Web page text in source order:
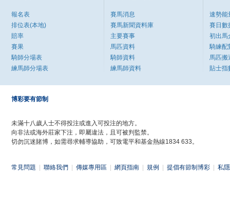
報名表
排位表(本地)
賠率
賽果
騎師分場表
練馬師分場表
賽馬消息
賽馬新聞資料庫
主要賽事
馬匹資料
騎師資料
練馬師資料
速勢能
賽日數
初出馬
騎練配
馬匹搬
貼士指
博彩要有節制
未滿十八歲人士不得投注或進入可投注的地方。
向非法或海外莊家下注，即屬違法，且可被判監禁。
切勿沉迷賭博，如需尋求輔導協助，可致電平和基金熱線1834 633。
常見問題 聯絡我們 傳媒專用區 網頁指南 規例 提倡有節制博彩 私